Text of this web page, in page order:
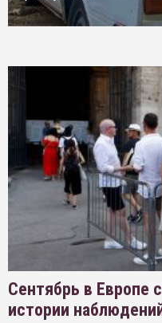
Сентябрь в Европе
истории